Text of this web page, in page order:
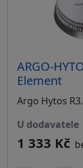
ARGO-
Element
Argo Hytos
u dodavatele
1 333 Kč